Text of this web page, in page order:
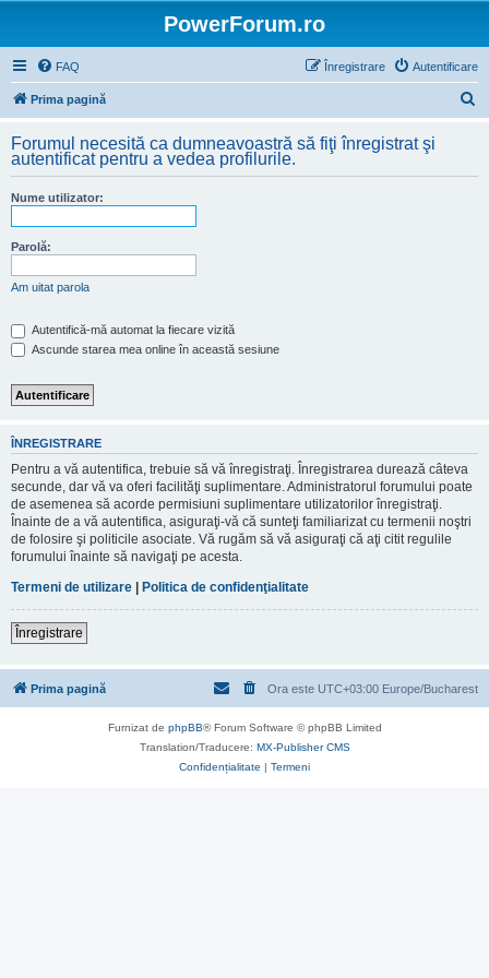
PowerForum.ro
FAQ Autentificare
Înregistrare
Prima pagină
t
Forumul necesită ca dumneavoastră să fiţi înregistrat şi
autentificat pentru a vedea profilurile.
Nume utilizator:
Parolă:
Am uitat parola
Autentifică-mă automat la fiecare vizită
Ascunde starea mea online în această sesiune
ÎNREGISTRARE
Pentru a vă autentifica, trebuie să vă înregistraţi. Înregistrarea durează câteva
secunde, dar vă va oferi facilităţi suplimentare. Administratorul forumului poate
de asemenea să acorde permisiuni suplimentare utilizatorilor înregistraţi.
Înainte de a vă autentifica, asiguraţi-vă că sunteţi familiarizat cu termenii noştri
de folosire şi politicile asociate. Vă rugăm să vă asiguraţi că aţi citit regulile
forumului înainte să navigaţi pe acesta.
Termeni de utilizare | Politica de confidenţialitate
Înregistrare
Prima pagină Ora este UTC+03:00 Europe/Bucharest
Furnizat de phpBB® Forum Software © phpBB Limited
Translation/Traducere: MX-Publisher CMS
Confidențialitate | Termeni